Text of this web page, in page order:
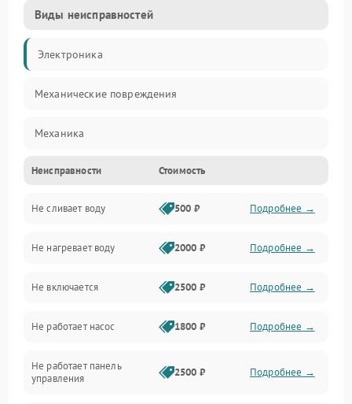
Виды неисправностей
Электроника
Механические повреждения
Механика
Управление
Электропитание
Датчики
Нагрев
Вода
Гигиена
Неисправности Стоимость
Не сливает воду 500 ₽ Подробнее →
Не нагревает воду 2000 ₽ Подробнее →
Не включается 2500 ₽ Подробнее →
Не работает насос 1800 ₽ Подробнее →
Не работает панель
управления
2500 ₽ Подробнее →